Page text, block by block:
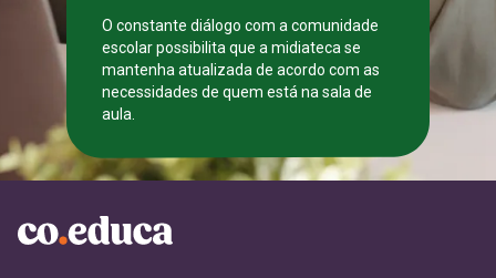
O constante diálogo com a comunidade
escolar possibilita que a midiateca se
mantenha atualizada de acordo com as
necessidades de quem está na sala de
aula.
CADASTRE-SE